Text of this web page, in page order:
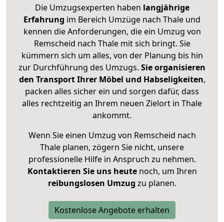
Die Umzugsexperten haben langjährige
Erfahrung im Bereich Umzüge nach Thale und
kennen die Anforderungen, die ein Umzug von
Remscheid nach Thale mit sich bringt. Sie
kümmern sich um alles, von der Planung bis hin
zur Durchführung des Umzugs. Sie organisieren
den Transport Ihrer Möbel und Habseligkeiten,
packen alles sicher ein und sorgen dafür, dass
alles rechtzeitig an Ihrem neuen Zielort in Thale
ankommt.
Wenn Sie einen Umzug von Remscheid nach
Thale planen, zögern Sie nicht, unsere
professionelle Hilfe in Anspruch zu nehmen.
Kontaktieren Sie uns heutenoch, um Ihren
reibungslosen Umzug zu planen.
Kostenlose Angebote erhalten